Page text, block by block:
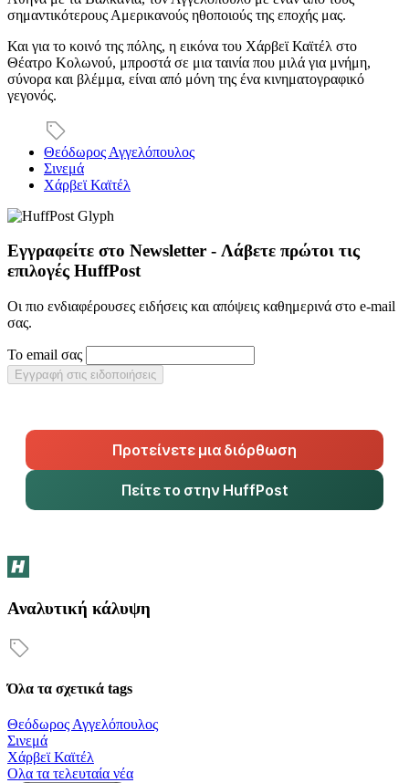
σημαντικότερους Αμερικανούς ηθοποιούς της εποχής μας.
Και για το κοινό της πόλης, η εικόνα του Χάρβεϊ Καϊτέλ στο
Θέατρο Κολωνού, μπροστά σε μια ταινία που μιλά για μνήμη,
σύνορα και βλέμμα, είναι από μόνη της ένα κινηματογραφικό
γεγονός.
Θεόδωρος Αγγελόπουλος
Σινεμά
Χάρβεϊ Καϊτέλ
Εγγραφείτε στο Newsletter - Λάβετε πρώτοι τις
επιλογές HuffPost
Οι πιο ενδιαφέρουσες ειδήσεις και απόψεις καθημερινά στο e-mail
σας.
Το email σας
Εγγραφή στις ειδοποιήσεις
Προτείνετε μια διόρθωση
Πείτε το στην HuffPost
Αναλυτική κάλυψη
Όλα τα σχετικά tags
Θεόδωρος Αγγελόπουλος
Σινεμά
Χάρβεϊ Καϊτέλ
Oλα τα τελευταία νέα